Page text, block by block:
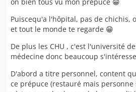
Puiscequ'a l'hôpital, pas de chichis,
et tout le monde te regarde 😁
De plus les CHU , c'est l'université
médecine donc beaucoup
D'abord a titre personnel, content
ce prépuce (restauré mais